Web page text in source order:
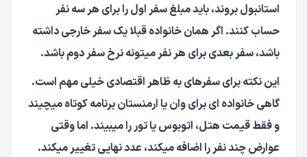
استانبول بروند، باید مبلغ سفر اول را برای هر سه نفر
حساب کنند. اگر همان خانواده قبلا یک سفر خارجی داشته
باشد، سفر بعدی برای هر نفر میتونه نرخ سفر دوم باشد.
این نکته برای سفرهای به ظاهر اقتصادی خیلی مهم است.
گاهی خانواده ای برای وان یا ارمنستان برنامه کوتاه میچیند
و فقط قیمت هتل، اتوبوس یا تور را میبیند. اما وقتی
عوارض چند نفر را اضافه میکند، عدد نهایی تغییر میکند.